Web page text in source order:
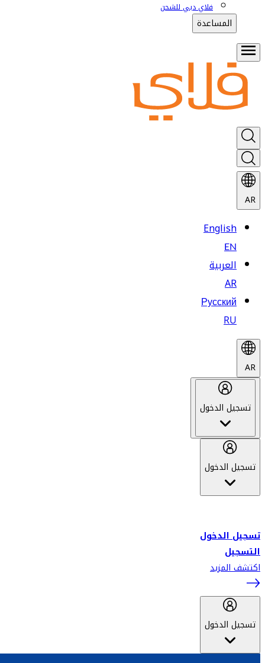
فلاي دبي للشحن
المساعدة
AR
English
EN
العربية
AR
Русский
RU
AR
تسجيل الدخول
تسجيل الدخول
تسجيل الدخول
التسجيل
اكتشف المزيد
تسجيل الدخول